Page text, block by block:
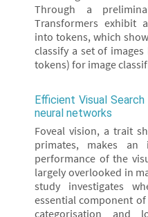
Through a
Transformers exhibit
into tokens, which
classify a set of
tokens) for image
Efficient Visual
neural networks
Foveal vision, a trait
primates, makes
performance of the
largely overlooked in
study investigates
essential component
categorisation and